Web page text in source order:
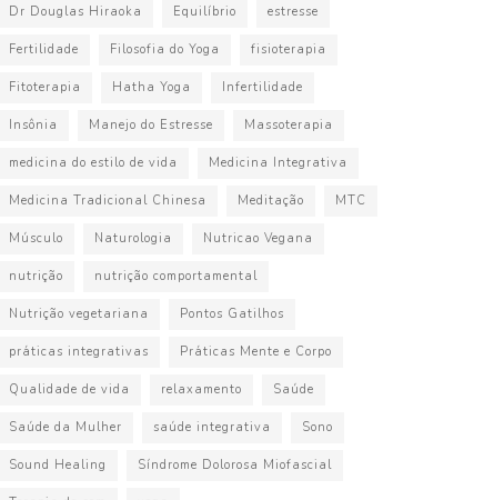
Dr Douglas Hiraoka Equilíbrio estresse
Fertilidade Filosofia do Yoga fisioterapia
Fitoterapia Hatha Yoga Infertilidade
Insônia Manejo do Estresse Massoterapia
medicina do estilo de vida Medicina Integrativa
Medicina Tradicional Chinesa Meditação MTC
Músculo Naturologia Nutricao Vegana
nutrição nutrição comportamental
Nutrição vegetariana Pontos Gatilhos
práticas integrativas Práticas Mente e Corpo
Qualidade de vida relaxamento Saúde
Saúde da Mulher saúde integrativa Sono
Sound Healing Síndrome Dolorosa Miofascial